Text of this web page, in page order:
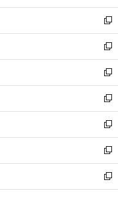
開
く
ン
ド
ウ
で
開
く
ウ
ィ
ン
ド
ウ
で
開
く
し
い
ウ
ィ
ン
ド
ウ
で
開
く
新
し
い
ウ
ィ
ン
ド
ウ
で
開
く
新
し
い
ウ
ィ
ン
ド
ウ
で
開
く
新
し
い
ウ
ィ
ン
ド
ウ
で
開
新
し
い
ウ
ィ
ン
ド
ウ
新
し
い
ウ
ィ
ン
新
し
い
ウ
新
し